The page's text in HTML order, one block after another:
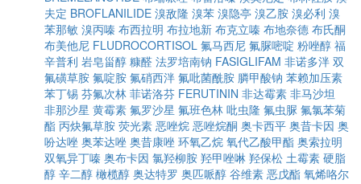
夫定 BROFLANILIDE 溴敌隆 溴苯 溴隐亭 溴乙胺 溴必利 溴
苯那敏 溴丙嗪 布西拉明 布拉地新 布克立嗪 布地奈德 布氏酮
布美他尼 FLUDROCORTISOL 氟马西尼 氟脲嘧啶 粉唑醇 福
辛普利 岩皂甾醇 糠醛 法罗培南钠 FASIGLIFAM 非诺多泮 双
氟磺草胺 氟啶胺 氟硝西泮 氟吡菌酰胺 膦甲酸钠 苯赖加压素
苯丁锡 芬氟次林 菲诺洛芬 FERUTININ 非达霉素 非马沙坦
非那沙星 黄霉素 氟罗沙星 氟班色林 吡虫隆 氟虫脲 氟氯苯菊
酯 丙炔氟草胺 荧光素 恶唑烷 恶唑烷酮 奥卡西平 奥昔卡因 奥
吩达唑 奥苯达唑 奥昔康唑 环氧乙烷 氧代乙酸甲酯 奥索拉明
双氧异丁嗪 奥布卡因 氯羟柳胺 羟甲唑啉 羟保松 土霉素 硬脂
醇 辛二醇 橄榄醇 奥达特罗 奥匹哌醇 谷维素 恶戊酯 氧烯咯尔